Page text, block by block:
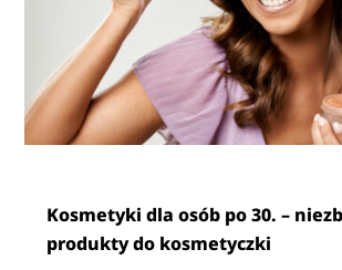
Kosmetyki dla osób po 30. –
produkty do kosmetyczki